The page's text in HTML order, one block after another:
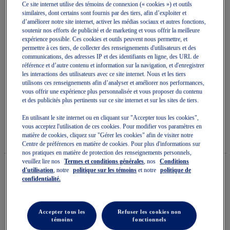
beginning
gallery
NOVABLAST 5 TR
Chaussures De Course Pour Femmes
Aucune
cote
produit
moyenne
159,99 $ 200,00 $
DISPONIBLE
1012B983.020
Quantité
Ce site internet utilise des témoins de connexion (« cookies ») et outils
similaires, dont certains sont fournis par des tiers, afin d’exploiter et
d’améliorer notre site internet, activer les médias sociaux et autres fonctions,
soutenir nos efforts de publicité et de marketing et vous offrir la meilleure
expérience possible. Ces cookies et outils peuvent nous permettre, et
permettre à ces tiers, de collecter des renseignements d'utilisateurs et des
communications, des adresses IP et des identifiants en ligne, des URL de
référence et d’autre contenu et information sur la navigation, et d'enregistrer
les interactions des utilisateurs avec ce site internet. Nous et les tiers
utilisons ces renseignements afin d’analyser et améliorer nos performances,
vous offrir une expérience plus personnalisée et vous proposer du contenu
et des publicités plus pertinents sur ce site internet et sur les sites de tiers.
En utilisant le site internet ou en cliquant sur "Accepter tous les cookies",
vous acceptez l'utilisation de ces cookies. Pour modifier vos paramètres en
matière de cookies, cliquez sur "Gérer les cookies" afin de visiter notre
Centre de préférences en matière de cookies. Pour plus d'informations sur
nos pratiques en matière de protection des renseignements personnels,
veuillez lire nos
Termes et conditions générales , nos
Conditions
d'utilisation , notre politique sur les témoins et notre
politique de
confidentialité.
Refuser les cookies non
fonctionnels
Accepter tous les
témoins